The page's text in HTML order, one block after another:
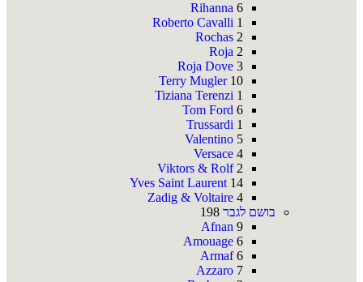
Rihanna 6
Roberto Cavalli 1
Rochas 2
Roja 2
Roja Dove 3
Terry Mugler 10
Tiziana Terenzi 1
Tom Ford 6
Trussardi 1
Valentino 5
Versace 4
Viktors & Rolf 2
Yves Saint Laurent 14
Zadig & Voltaire 4
בושם לגבר 198
Afnan 9
Amouage 6
Armaf 6
Azzaro 7